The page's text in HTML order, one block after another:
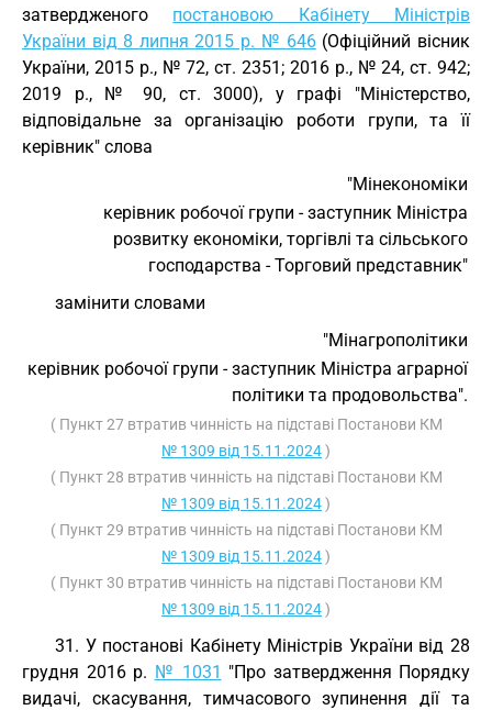
затвердженого постановою Кабінету Міністрів
України від 8 липня 2015 р. № 646(Офіційний вісник
України, 2015 р., № 72, ст. 2351; 2016 р., № 24, ст. 942;
2019 р., № 90, ст. 3000), у графі "Міністерство,
відповідальне за організацію роботи групи, та її
керівник" слова
"Мінекономіки
керівник робочої групи - заступник Міністра
розвитку економіки, торгівлі та сільського
господарства - Торговий представник"
замінити словами
"Мінагрополітики
керівник робочої групи - заступник Міністра аграрної
політики та продовольства".
( Пункт 27 втратив чинність на підставі Постанови КМ
№ 1309 від 15.11.2024)
( Пункт 28 втратив чинність на підставі Постанови КМ
№ 1309 від 15.11.2024)
( Пункт 29 втратив чинність на підставі Постанови КМ
№ 1309 від 15.11.2024)
( Пункт 30 втратив чинність на підставі Постанови КМ
№ 1309 від 15.11.2024)
31. У постанові Кабінету Міністрів України від 28
грудня 2016 р. № 1031 "Про затвердження Порядку
видачі, скасування, тимчасового зупинення дії та